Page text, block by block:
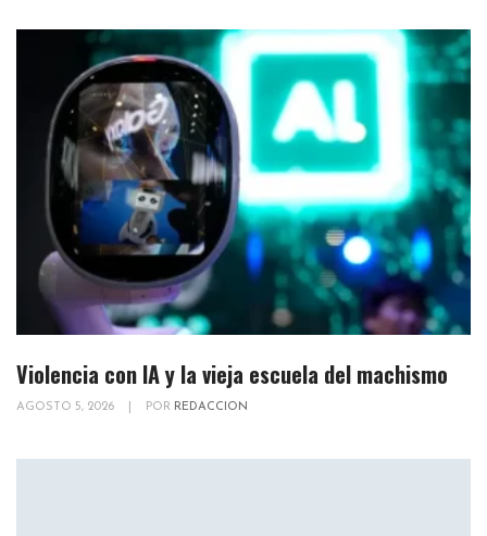
Violencia con IA y la vieja escuela del machismo
AGOSTO 5, 2026 POR REDACCION